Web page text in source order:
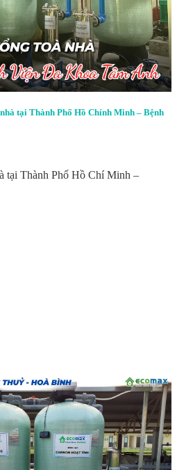
tại Thành Phố Hồ Chính Minh – Bệnh
tại Thành Phố Hồ Chí Minh –